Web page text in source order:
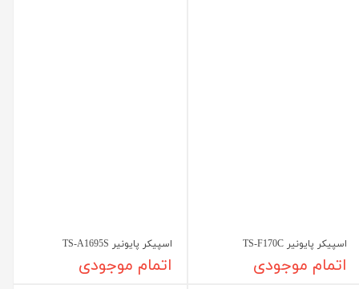
اسپیکر پایونیر TS-F170C
اتمام موجودی
اسپیکر پایونیر TS-A1695S
اتمام موجودی